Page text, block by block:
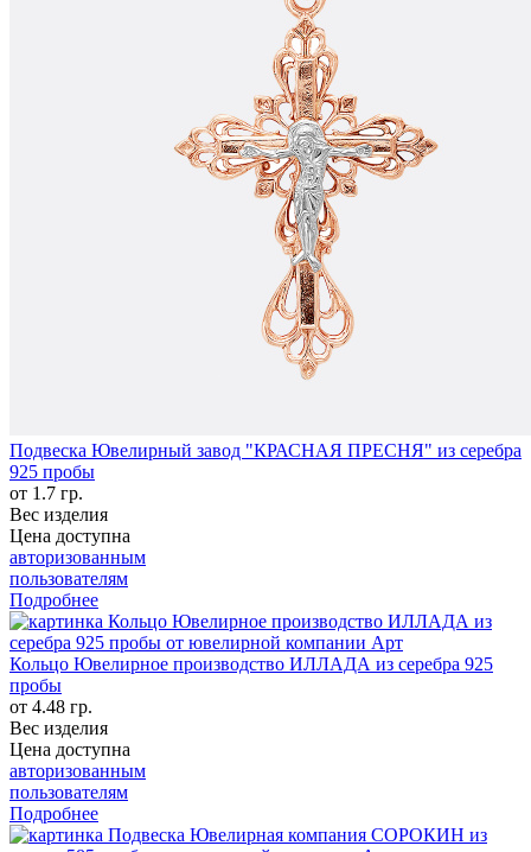
Подвеска Ювелирный завод "КРАСНАЯ ПРЕСНЯ" из серебра
925 пробы
от 1.7 гр.
Вес изделия
Цена доступна
авторизованным
пользователям
Подробнее
Кольцо Ювелирное производство ИЛЛАДА из серебра 925
пробы
от 4.48 гр.
Вес изделия
Цена доступна
авторизованным
пользователям
Подробнее